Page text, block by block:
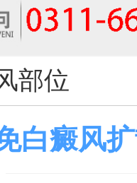
部位
白癜风